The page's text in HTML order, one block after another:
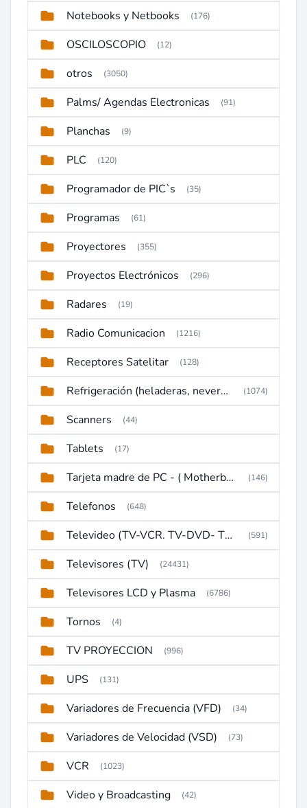
Notebooks y Netbooks (176)
OSCILOSCOPIO (12)
otros (3050)
Palms/ Agendas Electronicas (91)
Planchas (9)
PLC (120)
Programador de PIC`s (35)
Programas (61)
Proyectores (355)
Proyectos Electrónicos (296)
Radares (19)
Radio Comunicacion (1216)
Receptores Satelitar (128)
Refrigeración (heladeras, neveras, congeladores) (1074)
Scanners (44)
Tablets (17)
Tarjeta madre de PC - ( Motherboard ) (146)
Telefonos (648)
Televideo (TV-VCR. TV-DVD- TV-DVD-VCR) (591)
Televisores (TV) (24431)
Televisores LCD y Plasma (6786)
Tornos (4)
TV PROYECCION (996)
UPS (131)
Variadores de Frecuencia (VFD) (34)
Variadores de Velocidad (VSD) (73)
VCR (1023)
Video y Broadcasting (42)